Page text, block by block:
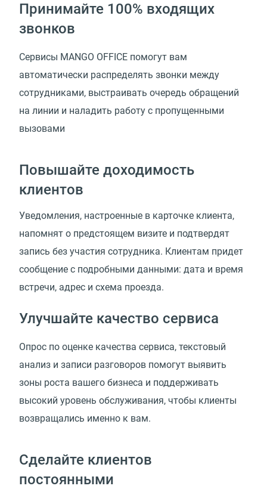
Принимайте 100% входящих
звонков
Сервисы MANGO OFFICE помогут вам
автоматически распределять звонки между
сотрудниками, выстраивать очередь обращений
на линии и наладить работу с пропущенными
вызовами
Повышайте доходимость
клиентов
Уведомления, настроенные в карточке клиента,
напомнят о предстоящем визите и подтвердят
запись без участия сотрудника. Клиентам придет
сообщение с подробными данными: дата и время
встречи, адрес и схема проезда.
Улучшайте качество сервиса
Опрос по оценке качества сервиса, текстовый
анализ и записи разговоров помогут выявить
зоны роста вашего бизнеса и поддерживать
высокий уровень обслуживания, чтобы клиенты
возвращались именно к вам.
Сделайте клиентов
постоянными